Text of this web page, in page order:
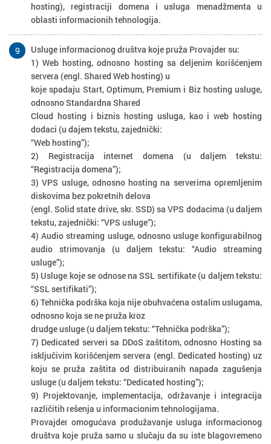
hosting), registraciji domena i usluga menadžmenta u
oblasti informacionih tehnologija.
9
Usluge informacionog društva koje pruža Provajder su:
1) Web hosting, odnosno hosting sa deljenim korišćenjem
servera (engl. Shared Web hosting) u
koje spadaju Start, Optimum, Premium i Biz hosting usluge,
odnosno Standardna Shared
Cloud hosting i biznis hosting usluga, kao i web hosting
dodaci (u dajem tekstu, zajednički:
“Web hosting”);
2) Registracija internet domena (u daljem tekstu:
“Registracija domena”);
3) VPS usluge, odnosno hosting na serverima opremljenim
diskovima bez pokretnih delova
(engl. Solid state drive, skr. SSD) sa VPS dodacima (u daljem
tekstu, zajednički: “VPS usluge”);
4) Audio streaming usluge, odnosno usluge konfigurabilnog
audio strimovanja (u daljem tekstu: “Audio streaming
usluge”);
5) Usluge koje se odnose na SSL sertifikate (u daljem tekstu:
“SSL sertifikati”);
6) Tehnička podrška koja nije obuhvaćena ostalim uslugama,
odnosno koja se ne pruža kroz
drudge usluge (u daljem tekstu: “Tehnička podrška”);
7) Dedicated serveri sa DDoS zaštitom, odnosno Hosting sa
isključivim korišćenjem servera (engl. Dedicated hosting) uz
koju se pruža zaštita od distribuiranih napada zagušenja
usluge (u daljem tekstu: “Dedicated hosting”);
9) Projektovanje, implementacija, održavanje i integracija
različitih rešenja u informacionim tehnologijama.
Provajder omogućava produžavanje usluga informacionog
društva koje pruža samo u slučaju da su iste blagovremeno